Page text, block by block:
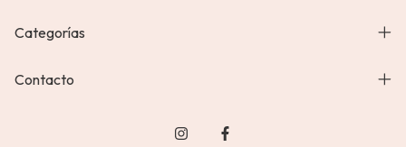
Categorías
Contacto